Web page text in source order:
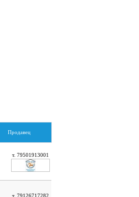
Продавец
т. 79501913001
т. 79126717282